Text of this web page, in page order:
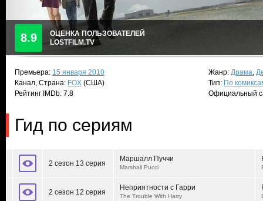
8.9
ОЦЕНКА ПОЛЬЗОВАТЕЛЕЙ
LOSTFILM.TV
Премьера: 15 января 2010
Канал, Страна: FOX (США)
Рейтинг IMDb: 7.8
Жанр: Драма,
Тип: По
Официальный
Гид по сериям
2 сезон 13 серия
Маршалл Пуччи
Marshall Pucci
2 сезон 12 серия
Неприятности с Гарри
The Trouble With Harry